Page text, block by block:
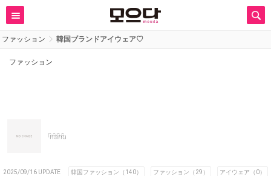
ファッション 韓国ブランドアイウェア♡
ファッション
nana
2025/09/16 UPDATE 韓国ファッション（140） ファッション（29） アイウェア（0）